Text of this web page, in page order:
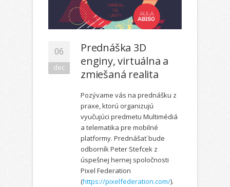
06
dec
Prednáška 3D
enginy, virtuálna a
zmiešaná realita
Pozývame vás na prednášku z
praxe, ktorú organizujú
vyučujúci predmetu Multimédiá
a telematika pre mobilné
platformy. Prednášať bude
odborník Peter Stefcek z
úspešnej hernej spoločnosti
Pixel Federation
(https://pixelfederation.com/).